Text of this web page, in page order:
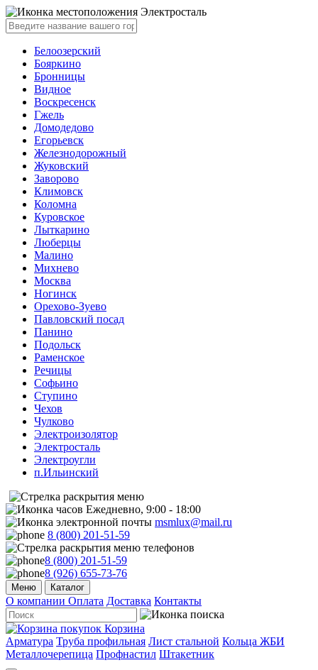
Электросталь
Белоозерский
Бояркино
Бронницы
Видное
Воскресенск
Гжель
Домодедово
Егорьевск
Железнодорожный
Жуковский
Заворово
Климовск
Коломна
Куровское
Лыткарино
Люберцы
Малино
Михнево
Москва
Ногинск
Орехово-Зуево
Павловский посад
Панино
Подольск
Раменское
Речицы
Софьино
Ступино
Чехов
Чулково
Электроизолятор
Электросталь
Электроугли
п.Ильинский
Ежедневно, 9:00 - 18:00
msmlux@mail.ru
8 (800) 201-51-59
8 (800) 201-51-59
8 (926) 655-73-76
Меню Каталог
О компании Оплата Доставка Контакты
Корзина
Арматура Труба профильная Лист стальной Кольца ЖБИ
Металлочерепица Профнастил Штакетник